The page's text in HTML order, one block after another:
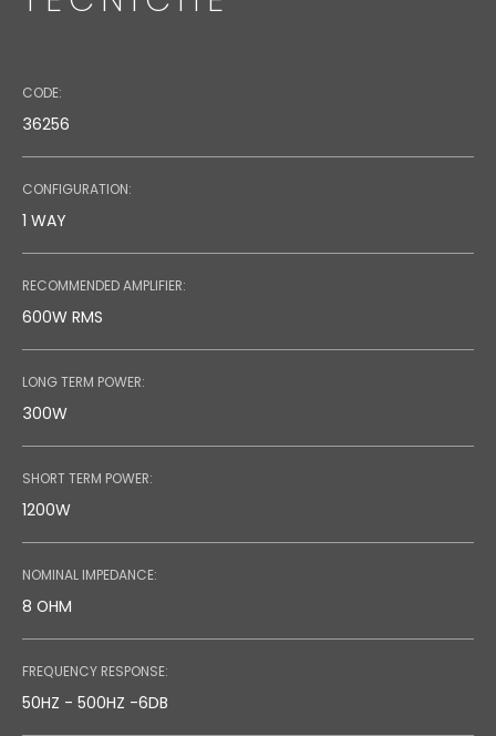
CODE:
36256
CONFIGURATION:
1 WAY
RECOMMENDED AMPLIFIER:
600W RMS
LONG TERM POWER:
300W
SHORT TERM POWER:
1200W
NOMINAL IMPEDANCE:
8 OHM
FREQUENCY RESPONSE:
50HZ - 500HZ -6DB
0.29 MB